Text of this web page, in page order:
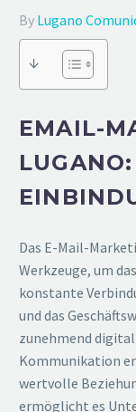
By Lugano
↓
EMAIL-
Das E-Mail-
Werkzeuge, um
konstante
und das
zunehmend
Kommunikation
wertvolle
ermöglicht es